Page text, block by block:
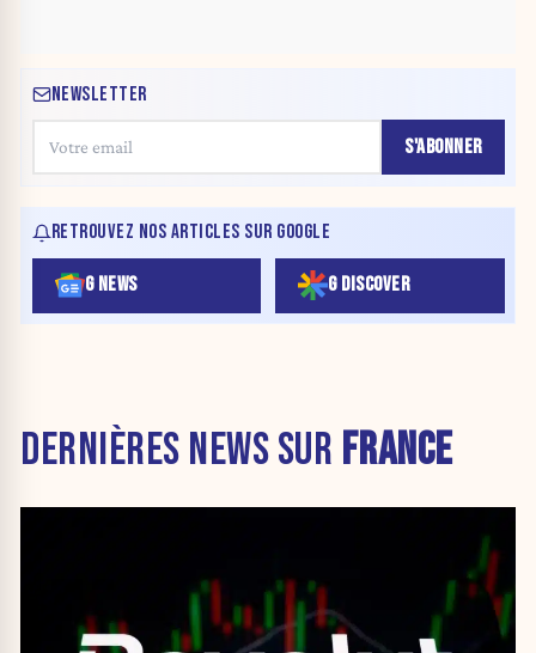
NEWSLETTER
S'ABONNER
RETROUVEZ NOS ARTICLES SUR GOOGLE
G NEWS G DISCOVER
DERNIÈRES NEWS SUR FRANCE